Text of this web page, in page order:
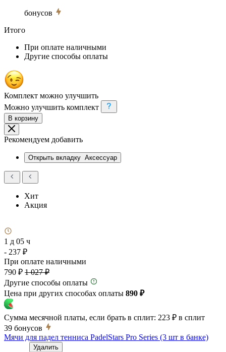
бонусов
Итого
При оплате наличными
Другие способы оплаты
Комплект можно улучшить
Можно улучшить комплект
В корзину
Рекомендуем добавить
Открыть вкладку Аксессуар
Хит
Акция
1 д 05 ч
- 237 ₽
При оплате наличными
790 ₽ 1 027 ₽
Другие способы оплаты
Цена при других способах оплаты 890 ₽
Сумма месячной платы, если брать в сплит: 223 ₽ в сплит
39 бонусов
Мячи для падел тенниса PadelStars Pro Series (3 шт в банке)
Удалить